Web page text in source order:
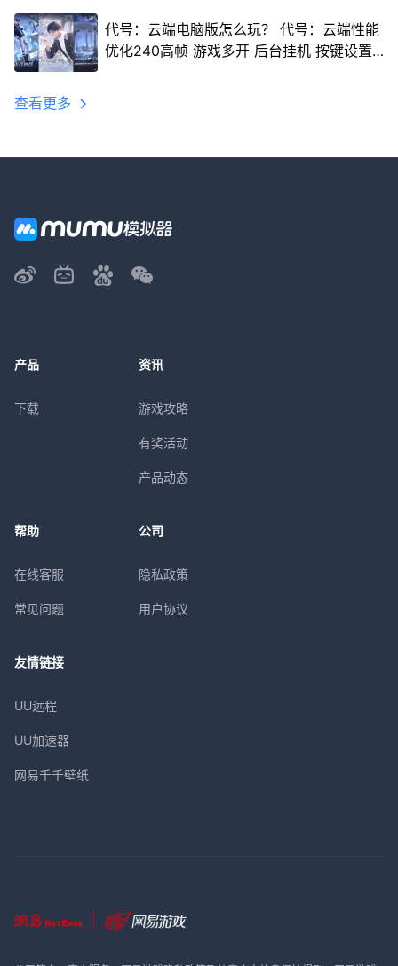
代号：云端电脑版怎么玩？ 代号：云端性能
优化240高帧 游戏多开 后台挂机 按键设置
查看更多
产品
下载
资讯
游戏攻略
有奖活动
产品动态
帮助
在线客服
常见问题
公司
隐私政策
用户协议
友情链接
UU远程
UU加速器
网易千千壁纸